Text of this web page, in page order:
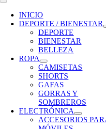
Toggle
Navigation
INICIO
DEPORTE / BIENESTAR
DEPORTE
BIENESTAR
BELLEZA
ROPA
CAMISETAS
SHORTS
GAFAS
GORRAS Y
SOMBREROS
ELECTRÓNICA
ACCESORIOS